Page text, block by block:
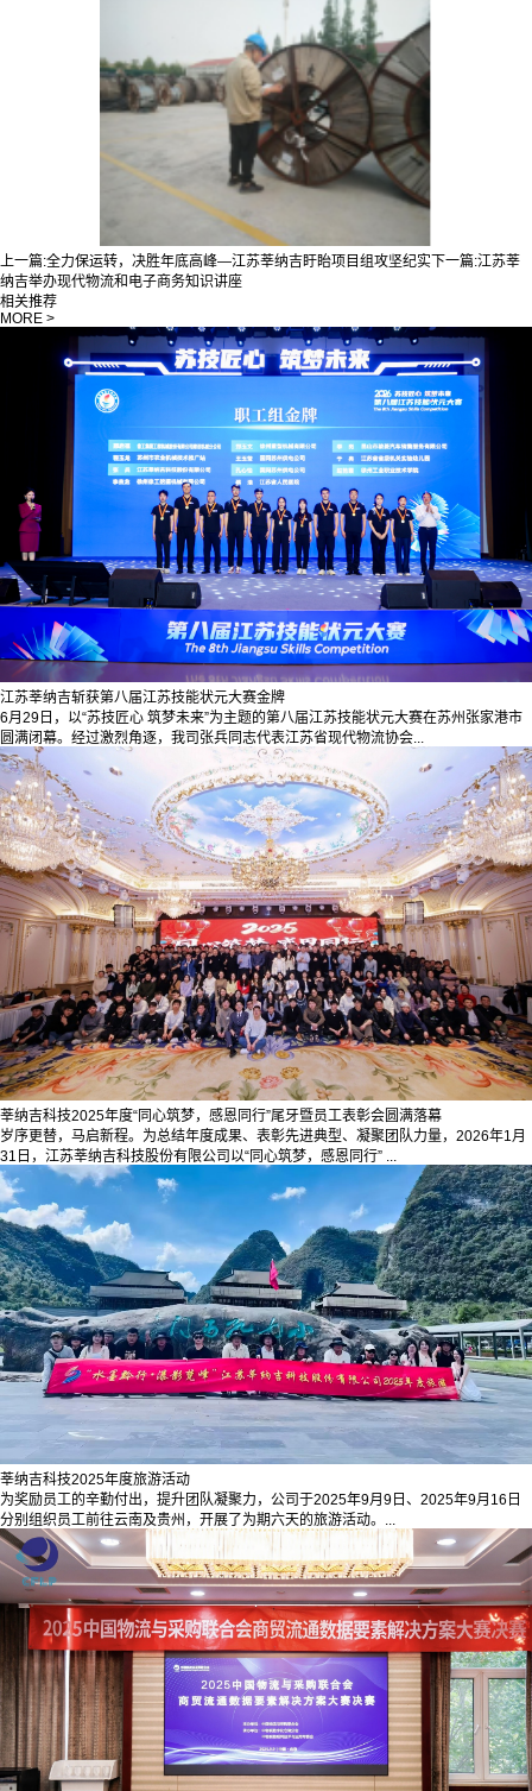
上一篇:全力保运转，决胜年底高峰—江苏莘纳吉盱眙项目组攻坚纪实 下一篇:江苏莘
纳吉举办现代物流和电子商务知识讲座
相关推荐
MORE >
江苏莘纳吉斩获第八届江苏技能状元大赛金牌
6月29日，以“苏技匠心 筑梦未来”为主题的第八届江苏技能状元大赛在苏州张家港市
圆满闭幕。经过激烈角逐，我司张兵同志代表江苏省现代物流协会...
莘纳吉科技2025年度“同心筑梦，感恩同行”尾牙暨员工表彰会圆满落幕
岁序更替，马启新程。为总结年度成果、表彰先进典型、凝聚团队力量，2026年1月
31日，江苏莘纳吉科技股份有限公司以“同心筑梦，感恩同行” ...
莘纳吉科技2025年度旅游活动
为奖励员工的辛勤付出，提升团队凝聚力，公司于2025年9月9日、2025年9月16日
分别组织员工前往云南及贵州，开展了为期六天的旅游活动。...